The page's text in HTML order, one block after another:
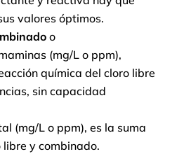
valores óptimos.
o
(mg/L o ppm),
química del cloro libre
sin capacidad
(mg/L o ppm), es la suma
y combinado.